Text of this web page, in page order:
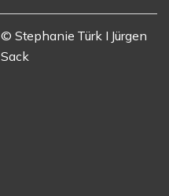
© Stephanie Türk I Jürgen
Sack